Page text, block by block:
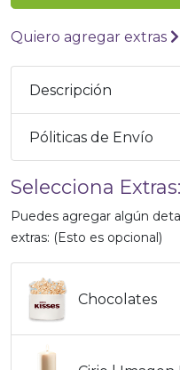
Quiero agregar extras
Descripción
Póliticas de Envío
Selecciona Extras:
Puedes agregar algún
extras: (Esto es opcional)
Chocolates